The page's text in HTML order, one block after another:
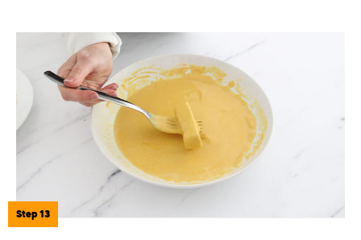
Step 13